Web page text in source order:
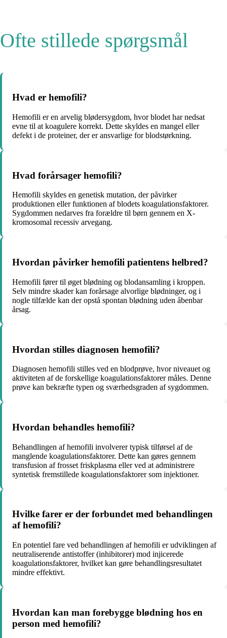
Ofte stillede spørgsmål
Hvad er hemofili?
Hemofili er en arvelig blødersygdom, hvor blodet har nedsat
evne til at koagulere korrekt. Dette skyldes en mangel eller
defekt i de proteiner, der er ansvarlige for blodstørkning.
Hvad forårsager hemofili?
Hemofili skyldes en genetisk mutation, der påvirker
produktionen eller funktionen af blodets koagulationsfaktorer.
Sygdommen nedarves fra forældre til børn gennem en X-
kromosomal recessiv arvegang.
Hvordan påvirker hemofili patientens helbred?
Hemofili fører til øget blødning og blodansamling i kroppen.
Selv mindre skader kan forårsage alvorlige blødninger, og i
nogle tilfælde kan der opstå spontan blødning uden åbenbar
årsag.
Hvordan stilles diagnosen hemofili?
Diagnosen hemofili stilles ved en blodprøve, hvor niveauet og
aktiviteten af de forskellige koagulationsfaktorer måles. Denne
prøve kan bekræfte typen og sværhedsgraden af sygdommen.
Hvordan behandles hemofili?
Behandlingen af hemofili involverer typisk tilførsel af de
manglende koagulationsfaktorer. Dette kan gøres gennem
transfusion af frosset friskplasma eller ved at administrere
syntetisk fremstillede koagulationsfaktorer som injektioner.
Hvilke farer er der forbundet med behandlingen
af hemofili?
En potentiel fare ved behandlingen af hemofili er udviklingen af
neutraliserende antistoffer (inhibitorer) mod injicerede
koagulationsfaktorer, hvilket kan gøre behandlingsresultatet
mindre effektivt.
Hvordan kan man forebygge blødning hos en
person med hemofili?